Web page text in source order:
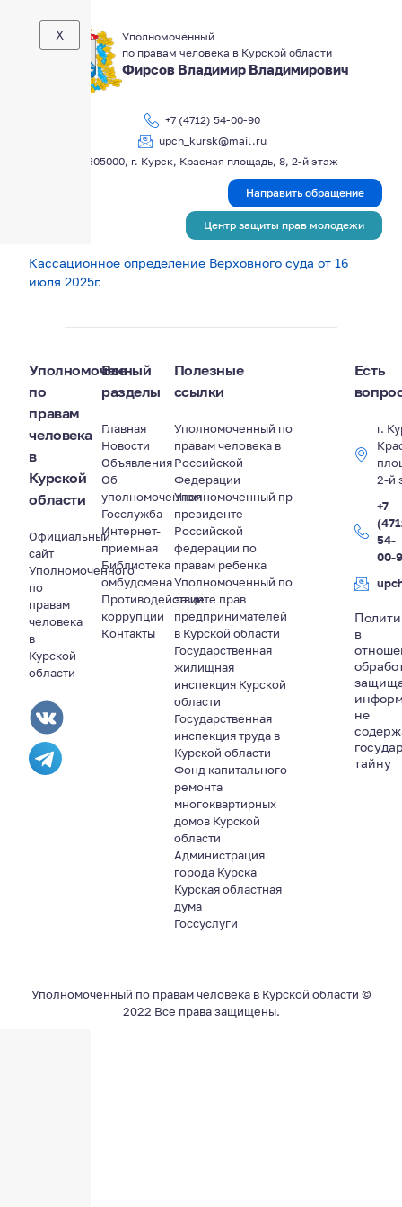
Уполномоченный
по правам человека в Курской области
Фирсов Владимир Владимирович
+7 (4712) 54-00-90
upch_kursk@mail.ru
305000, г. Курск, Красная площадь, 8, 2-й этаж
X
Направить обращение
Центр защиты прав молодежи
Кассационное определение Верховного суда от 16
июля 2025г.
Уполномоченный
по
правам
человека
в
Курской
области
Официальный
сайт
Уполномоченного
по
правам
человека
в
Курской
области
Все
разделы
Главная
Новости
Объявления
Об
уполномоченном
Госслужба
Интернет-
приемная
Библиотека
омбудсмена
Противодействие
коррупции
Контакты
Полезные
ссылки
Уполномоченный по
правам человека в
Российской
Федерации
Уполномоченный пр
президенте
Российской
федерации по
правам ребенка
Уполномоченный по
защите прав
предпринимателей
в Курской области
Государственная
жилищная
инспекция Курской
области
Государственная
инспекция труда в
Курской области
Фонд капитального
ремонта
многоквартирных
домов Курской
области
Администрация
города Курска
Курская областная
дума
Госсуслуги
Есть
г.
2-й
+7
54-
00-
в
не
тайну
Уполномоченный по правам человека в Курской области ©
2022 Все права защищены.